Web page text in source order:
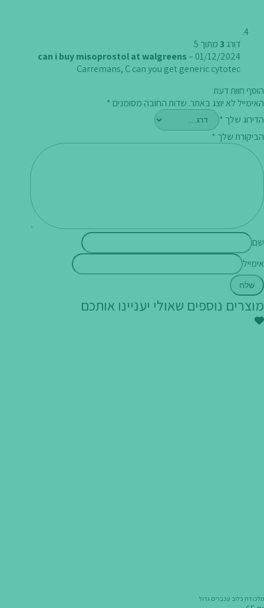
דורג 3מתוך 5
can i buy misoprostol at walgreens– 01/12/2024
Carremans, C can you get generic cytotec
הוסף חוות דעת
האימייל לא יוצג באתר. שדות החובה מסומנים *
הדירוג שלך *
הביקורת שלך *
שם
אימייל
מוצרים נוספים שאולי יעניינו אותכם
מלכודת כלוב עכברים גדול